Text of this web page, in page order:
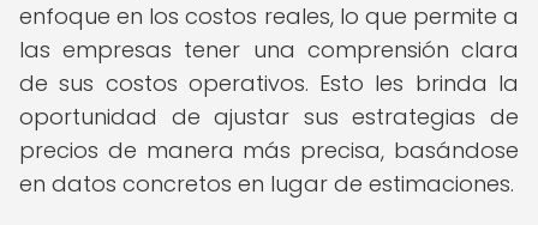
enfoque en los costos reales, lo que permite a
las empresas tener una comprensión clara
de sus costos operativos. Esto les brinda la
oportunidad de ajustar sus estrategias de
precios de manera más precisa, basándose
en datos concretos en lugar de estimaciones.